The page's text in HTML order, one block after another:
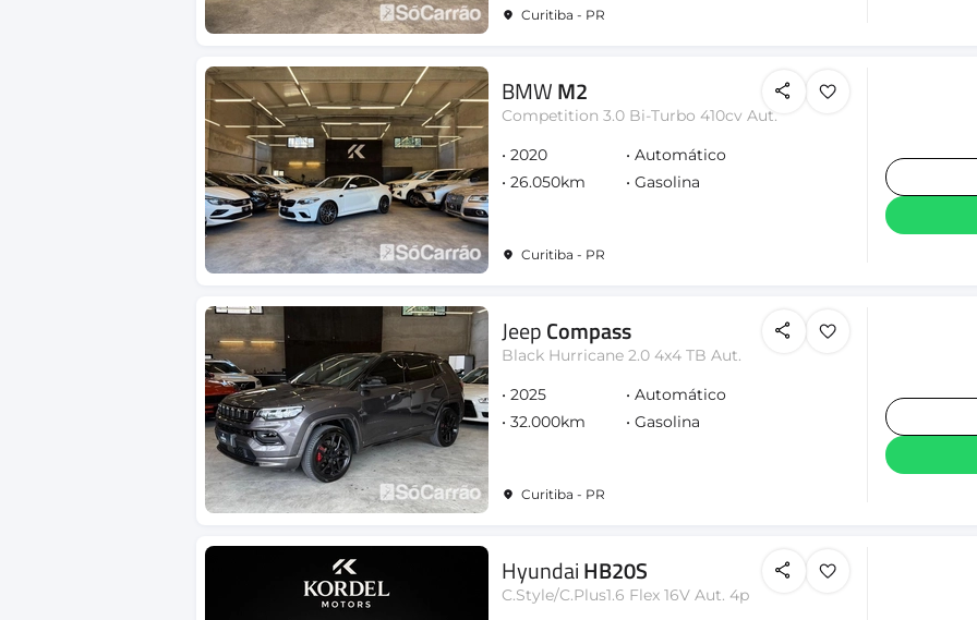
Curitiba - PR
BMWM2
Competition 3.0 Bi-Turbo 410cv Aut.
2020
Automático
26.050km
Gasolina
Curitiba - PR
JeepCompass
Black Hurricane 2.0 4x4 TB Aut.
2025
Automático
32.000km
Gasolina
Curitiba - PR
HyundaiHB20S
C.Style/C.Plus1.6 Flex 16V Aut. 4p